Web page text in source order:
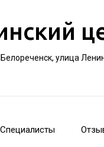
улица
Специалисты